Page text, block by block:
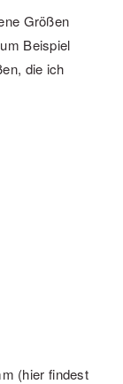
Größen
Beispiel
die ich
(hier findest